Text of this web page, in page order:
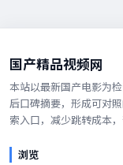
国产精品视频网
本站以最新国产电影为
后口碑摘要，形成可对
索入口，减少跳转成本
浏览